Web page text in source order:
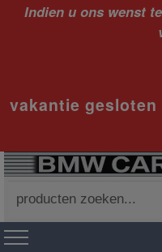
Indien u ons wenst
vakantie gesloten
naar: